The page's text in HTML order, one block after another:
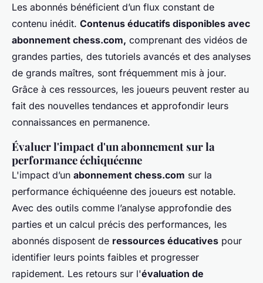
Les abonnés bénéficient d’un flux constant de
contenu inédit. Contenus éducatifs disponibles avec
abonnement chess.com, comprenant des vidéos de
grandes parties, des tutoriels avancés et des analyses
de grands maîtres, sont fréquemment mis à jour.
Grâce à ces ressources, les joueurs peuvent rester au
fait des nouvelles tendances et approfondir leurs
connaissances en permanence.
Évaluer l'impact d'un abonnement sur la
performance échiquéenne
L'impact d’un abonnement chess.com sur la
performance échiquéenne des joueurs est notable.
Avec des outils comme l’analyse approfondie des
parties et un calcul précis des performances, les
abonnés disposent de ressources éducatives pour
identifier leurs points faibles et progresser
rapidement. Les retours sur l'évaluation de